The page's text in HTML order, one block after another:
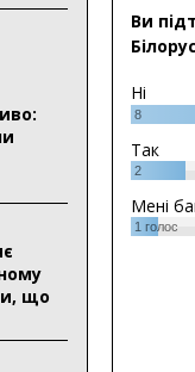
що
Ви
Ні
8
Так
2
Мені
1голос